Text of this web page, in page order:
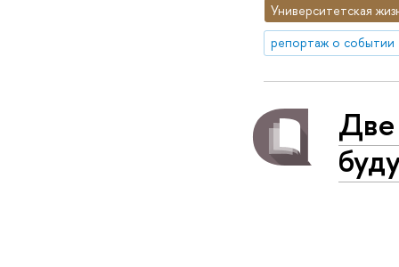
Университетская
репортаж о событии
Две